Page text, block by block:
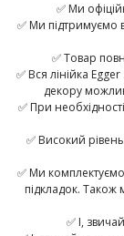
✅ Ми
✅ Ми підтримуємо
✅ Товар
✅ Вся лінійка
декору
✅ При
✅ Високий
✅ Ми
підкладок. Також
✅ І,